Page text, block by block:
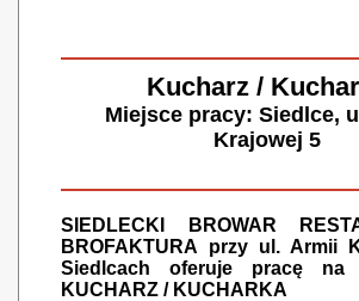
Kucharz /
Miejsce pracy: Siedlce,
Krajowej 5
SIEDLECKI BROWAR
BROFAKTURA przy ul. Armii
Siedlcach oferuje pracę na
KUCHARZ / KUCHARKA